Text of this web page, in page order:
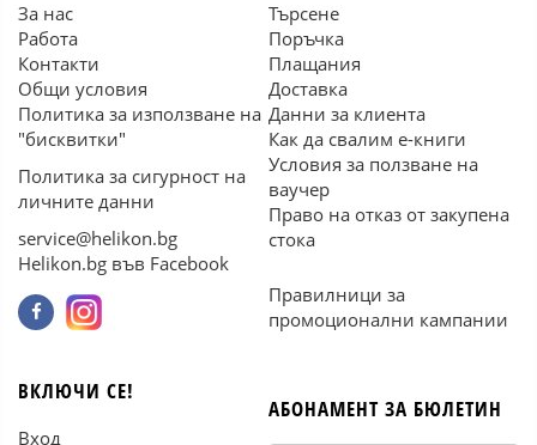
За нас
Работа
Контакти
Общи условия
Политика за използване на
"бисквитки"
Политика за сигурност на
личните данни
service@helikon.bg
Helikon.bg във Facebook
Търсене
Поръчка
Плащания
Доставка
Данни за клиента
Как да свалим е-книги
Условия за ползване на
ваучер
Право на отказ от закупена
стока
Правилници за
промоционални кампании
ВКЛЮЧИ СЕ!
Вход
АБОНАМЕНТ ЗА БЮЛЕТИН